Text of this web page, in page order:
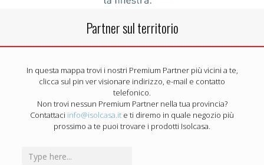
Partner sul territorio
In questa mappa trovi i nostri Premium Partner più vicini a te,
clicca sul pin ver visionare indirizzo, e-mail e contatto
telefonico.
Non trovi nessun Premium Partner nella tua provincia?
Contattaci info@isolcasa.it e ti diremo in quale negozio più
prossimo a te puoi trovare i prodotti Isolcasa.